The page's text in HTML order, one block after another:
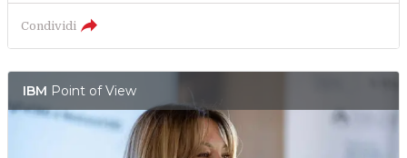
Condividi
IBM Point of View